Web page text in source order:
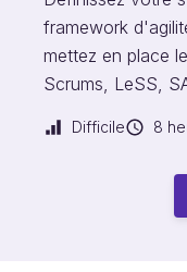
framework
mettez en place
Scrums, LeSS,
Difficile 8